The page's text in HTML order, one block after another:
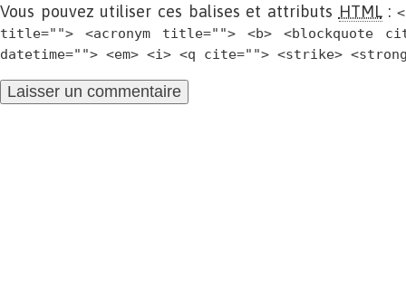
Vous pouvez utiliser ces balises et attributs HTML:
title=""> <acronym title=""> <b> <blockquote
datetime=""> <em> <i> <q cite=""> <strike>